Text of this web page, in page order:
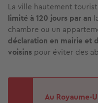
La ville hautement
limité à 120 jours par an
chambre ou un
déclaration en mairie et
voisins pour éviter des
Au Royaume-